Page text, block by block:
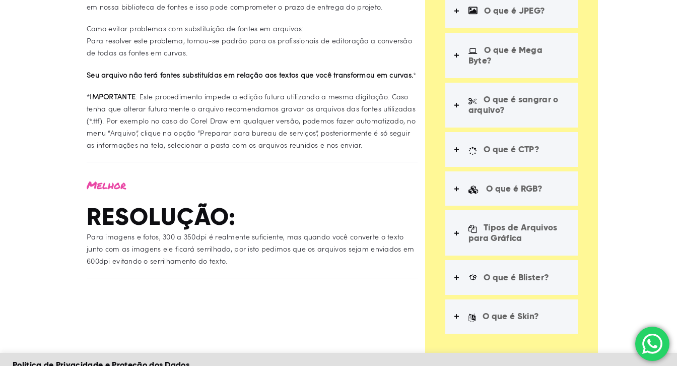
em nossa biblioteca de fontes e isso pode comprometer o prazo de entrega do projeto.
Como evitar problemas com substituição de fontes em arquivos:
Para resolver este problema, tornou-se padrão para os profissionais de editoração a conversão
de todas as fontes em curvas.
Seu arquivo não terá fontes substituídas em relação aos textos que você transformou em curvas.*
*IMPORTANTE: Este procedimento impede a edição futura utilizando a mesma digitação. Caso
tenha que alterar futuramente o arquivo recomendamos gravar os arquivos das fontes utilizadas
(*.ttf). Por exemplo no caso do Corel Draw em qualquer versão, podemos fazer automatizado, no
menu “Arquivo”, clique na opção “Preparar para bureau de serviços”, posteriormente é só seguir
as informações na tela, selecionar a pasta com os arquivos reunidos e nos enviar.
Melhor
RESOLUÇÃO:
Para imagens e fotos, 300 a 350dpi é realmente suficiente, mas quando você converte o texto
junto com as imagens ele ficará serrilhado, por isto pedimos que os arquivos sejam enviados em
600dpi evitando o serrilhamento do texto.
O que é JPEG?
O que é Mega
Byte?
O que é sangrar o
arquivo?
O que é CTP?
O que é RGB?
Tipos de Arquivos
para Gráfica
O que é Blister?
O que é Skin?